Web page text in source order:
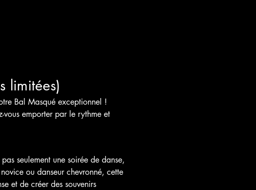
limitées)
Bal Masqué exceptionnel !
vous emporter par le rythme et
seulement une soirée de danse,
ou danseur chevronné, cette
et de créer des souvenirs